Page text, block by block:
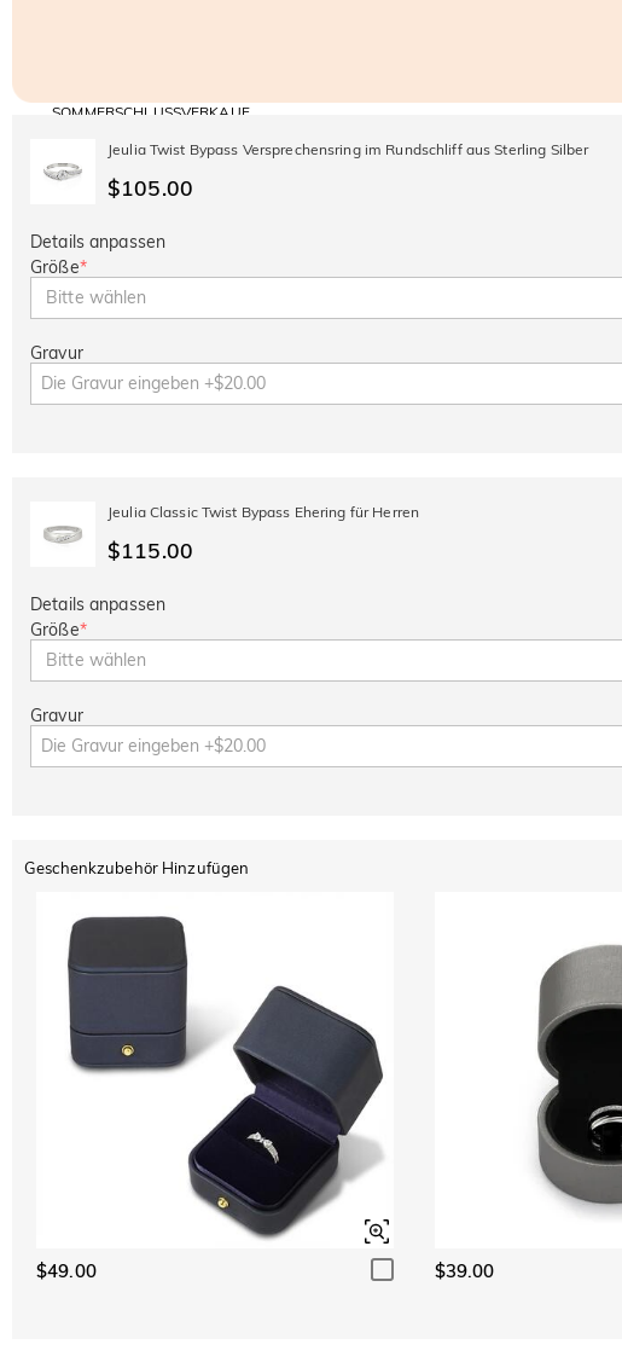
SOMMERSCHLUSSVERKAUF
10% RABATT
AUF ALLES
AUF DEN 2.
SUMMER
Kopieren
Jeulia Twist Bypass Versprechensring im Rundschliff aus Sterling Silber
$105.00
Details anpassen
Größe*
Bitte wählen
Gravur
Jeulia Classic Twist Bypass Ehering für Herren
$115.00
Details anpassen
Größe*
Bitte wählen
Gravur
Geschenkzubehör Hinzufügen
$49.00 $39.00